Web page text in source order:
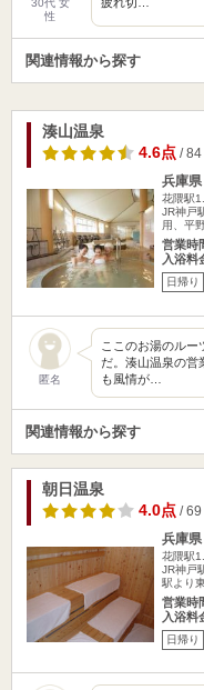
30代 女
性
関連情報から探す
湊山温泉
4.6点/ 84
兵庫
花隈駅
JR神戸
用、平
営業時
入浴料
日帰り
匿名
ここのお湯のルー
だ。湊山温泉の営
も風情が…
関連情報から探す
朝日温泉
4.0点/ 69
兵庫
花隈駅
JR神戸
駅より
営業時
入浴料
日帰り